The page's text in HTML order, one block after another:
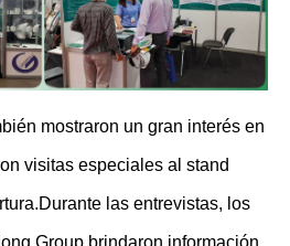
mostraron un gran interés en
visitas especiales al stand
las entrevistas, los